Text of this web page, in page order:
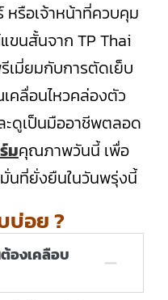
รือเจ้าหน้าที่ควบคุม
ขนสั้นจาก TP Thai
เมี่ยมกับการตัดเย็บ
คลื่อนไหวคล่องตัว
ดูเป็นมืออาชีพตลอด
มคุณภาพวันนี้ เพื่อ
นที่ยั่งยืนในวันพรุ่งนี้
บ่อย ?
องเคลือบ